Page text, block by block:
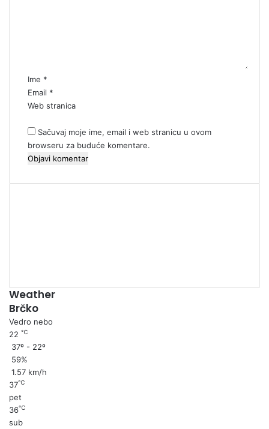
*Ime *
Email *
Web stranica
Sačuvaj moje ime, email i web stranicu u ovom
browseru za buduće komentare.
Weather
Brčko
Vedro nebo
22 ℃
37º - 22º
59%
1.57 km/h
37℃
pet
36℃
sub